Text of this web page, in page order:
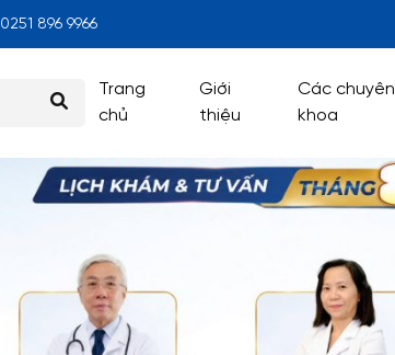
0251 896 9966
Trang
chủ
Giới
thiệu
Các chuyên
khoa